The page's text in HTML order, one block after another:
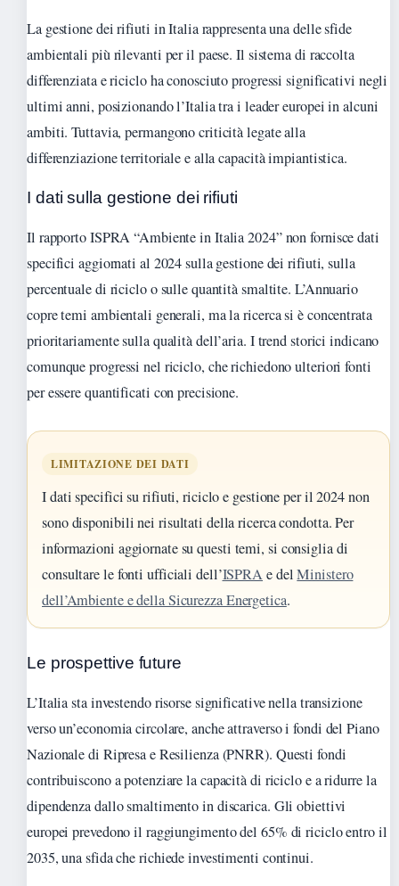
La gestione dei rifiuti in Italia rappresenta una delle sfide
ambientali più rilevanti per il paese. Il sistema di raccolta
differenziata e riciclo ha conosciuto progressi significativi negli
ultimi anni, posizionando l’Italia tra i leader europei in alcuni
ambiti. Tuttavia, permangono criticità legate alla
differenziazione territoriale e alla capacità impiantistica.
I dati sulla gestione dei rifiuti
Il rapporto ISPRA “Ambiente in Italia 2024” non fornisce dati
specifici aggiornati al 2024 sulla gestione dei rifiuti, sulla
percentuale di riciclo o sulle quantità smaltite. L’Annuario
copre temi ambientali generali, ma la ricerca si è concentrata
prioritariamente sulla qualità dell’aria. I trend storici indicano
comunque progressi nel riciclo, che richiedono ulteriori fonti
per essere quantificati con precisione.
LIMITAZIONE DEI DATI
I dati specifici su rifiuti, riciclo e gestione per il 2024 non
sono disponibili nei risultati della ricerca condotta. Per
informazioni aggiornate su questi temi, si consiglia di
consultare le fonti ufficiali dell’ISPRAe delMinistero
dell’Ambiente e della Sicurezza Energetica.
Le prospettive future
L’Italia sta investendo risorse significative nella transizione
verso un’economia circolare, anche attraverso i fondi del Piano
Nazionale di Ripresa e Resilienza (PNRR). Questi fondi
contribuiscono a potenziare la capacità di riciclo e a ridurre la
dipendenza dallo smaltimento in discarica. Gli obiettivi
europei prevedono il raggiungimento del 65% di riciclo entro il
2035, una sfida che richiede investimenti continui.